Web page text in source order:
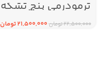
ترمودرمی پنج تشکه
پروفشنال
22,500,000تومان21,500,000تومان